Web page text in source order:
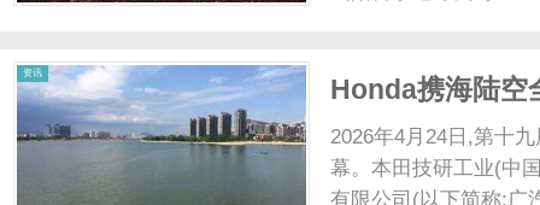
资讯
Honda携海陆
2026年4月24日,第十
幕。本田技研工业(中
有限公司(以下简称:广